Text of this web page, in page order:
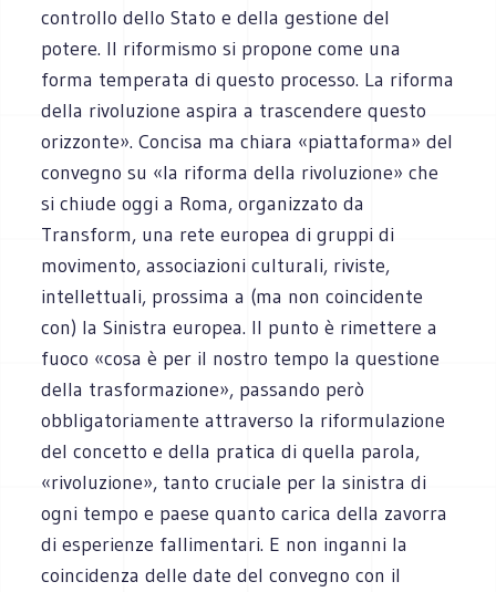
controllo dello Stato e della gestione del
potere. Il riformismo si propone come una
forma temperata di questo processo. La riforma
della rivoluzione aspira a trascendere questo
orizzonte». Concisa ma chiara «piattaforma» del
convegno su «la riforma della rivoluzione» che
si chiude oggi a Roma, organizzato da
Transform, una rete europea di gruppi di
movimento, associazioni culturali, riviste,
intellettuali, prossima a (ma non coincidente
con) la Sinistra europea. Il punto è rimettere a
fuoco «cosa è per il nostro tempo la questione
della trasformazione», passando però
obbligatoriamente attraverso la riformulazione
del concetto e della pratica di quella parola,
«rivoluzione», tanto cruciale per la sinistra di
ogni tempo e paese quanto carica della zavorra
di esperienze fallimentari. E non inganni la
coincidenza delle date del convegno con il